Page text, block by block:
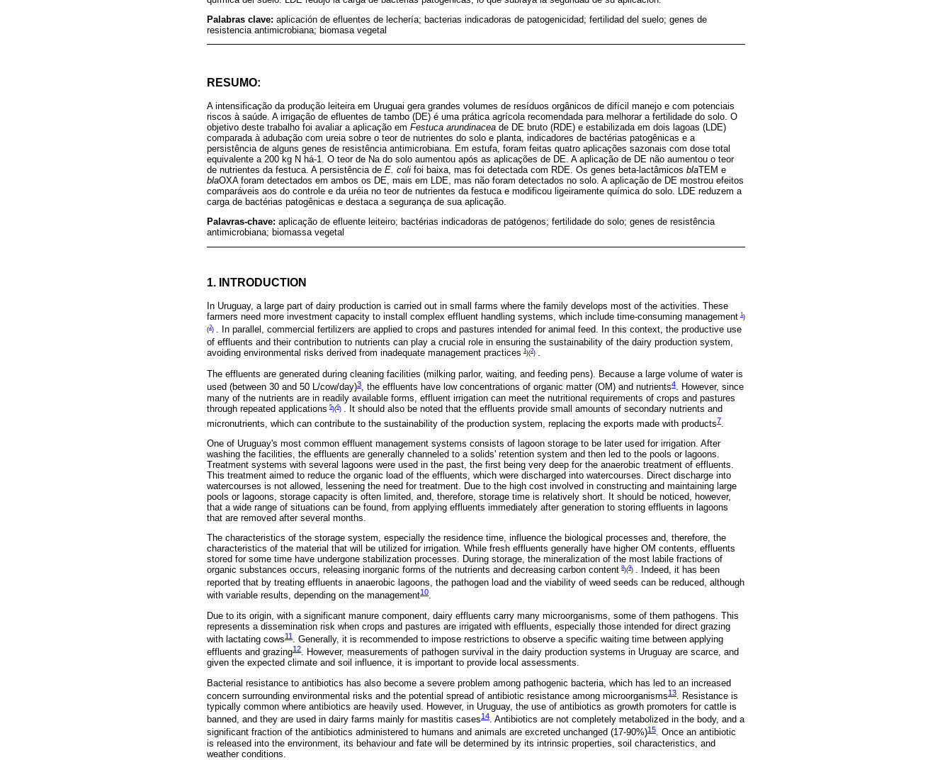
Palabras clave: aplicación de efluentes de lechería; bacterias indicadoras de patogenicidad; fertilidad del suelo; genes de
resistencia antimicrobiana; biomasa vegetal
RESUMO:
A intensificação da produção leiteira em Uruguai gera grandes volumes de resíduos orgânicos de difícil manejo e com potenciais
riscos à saúde. A irrigação de efluentes de tambo (DE) é uma prática agrícola recomendada para melhorar a fertilidade do solo. O
objetivo deste trabalho foi avaliar a aplicação em Festuca arundinacea de DE bruto (RDE) e estabilizada em dois lagoas (LDE)
comparada à adubação com ureia sobre o teor de nutrientes do solo e planta, indicadores de bactérias patogênicas e a
persistência de alguns genes de resistência antimicrobiana. Em estufa, foram feitas quatro aplicações sazonais com dose total
equivalente a 200 kg N há-1. O teor de Na do solo aumentou após as aplicações de DE. A aplicação de DE não aumentou o teor
de nutrientes da festuca. A persistência de E. coli foi baixa, mas foi detectada com RDE. Os genes beta-lactâmicos blaTEM e
blaOXA foram detectados em ambos os DE, mais em LDE, mas não foram detectados no solo. A aplicação de DE mostrou efeitos
comparáveis aos do controle e da uréia no teor de nutrientes da festuca e modificou ligeiramente química do solo. LDE reduzem a
carga de bactérias patogênicas e destaca a segurança de sua aplicação.
Palavras-chave: aplicação de efluente leiteiro; bactérias indicadoras de patógenos; fertilidade do solo; genes de resistência
antimicrobiana; biomassa vegetal
1. INTRODUCTION
In Uruguay, a large part of dairy production is carried out in small farms where the family develops most of the activities. These
farmers need more investment capacity to install complex effluent handling systems, which include time-consuming management 1)
(2)
. In parallel, commercial fertilizers are applied to crops and pastures intended for animal feed. In this context, the productive use
of effluents and their contribution to nutrients can play a crucial role in ensuring the sustainability of the dairy production system,
avoiding environmental risks derived from inadequate management practices 1)(2)
The effluents are generated during cleaning facilities (milking parlor, waiting, and feeding pens). Because a large volume of water is
used (between 30 and 50 L/cow/day)3, the effluents have low concentrations of organic matter (OM) and nutrients4. However, since
many of the nutrients are in readily available forms, effluent irrigation can meet the nutritional requirements of crops and pastures
through repeated applications 5)(6)
. It should also be noted that the effluents provide small amounts of secondary nutrients and
micronutrients, which can contribute to the sustainability of the production system, replacing the exports made with products7
One of Uruguay's most common effluent management systems consists of lagoon storage to be later used for irrigation. After
washing the facilities, the effluents are generally channeled to a solids' retention system and then led to the pools or lagoons.
Treatment systems with several lagoons were used in the past, the first being very deep for the anaerobic treatment of effluents.
This treatment aimed to reduce the organic load of the effluents, which were discharged into watercourses. Direct discharge into
watercourses is not allowed, lessening the need for treatment. Due to the high cost involved in constructing and maintaining large
pools or lagoons, storage capacity is often limited, and, therefore, storage time is relatively short. It should be noticed, however,
that a wide range of situations can be found, from applying effluents immediately after generation to storing effluents in lagoons
that are removed after several months.
The characteristics of the storage system, especially the residence time, influence the biological processes and, therefore, the
characteristics of the material that will be utilized for irrigation. While fresh effluents generally have higher OM contents, effluents
stored for some time have undergone stabilization processes. During storage, the mineralization of the most labile fractions of
organic substances occurs, releasing inorganic forms of the nutrients and decreasing carbon content 8)(9) . Indeed, it has been
reported that by treating effluents in anaerobic lagoons, the pathogen load and the viability of weed seeds can be reduced, although
with variable results, depending on the management10.
Due to its origin, with a significant manure component, dairy effluents carry many microorganisms, some of them pathogens. This
represents a dissemination risk when crops and pastures are irrigated with effluents, especially those intended for direct grazing
with lactating cows11
. Generally, it is recommended to impose restrictions to observe a specific waiting time between applying
effluents and grazing12. However, measurements of pathogen survival in the dairy production systems in Uruguay are scarce, and
given the expected climate and soil influence, it is important to provide local assessments.
Bacterial resistance to antibiotics has also become a severe problem among pathogenic bacteria, which has led to an increased
concern surrounding environmental risks and the potential spread of antibiotic resistance among microorganisms13
. Resistance is
typically common where antibiotics are heavily used. However, in Uruguay, the use of antibiotics as growth promoters for cattle is
banned, and they are used in dairy farms mainly for mastitis cases14. Antibiotics are not completely metabolized in the body, and a
significant fraction of the antibiotics administered to humans and animals are excreted unchanged (17-90%)15. Once an antibiotic
is released into the environment, its behaviour and fate will be determined by its intrinsic properties, soil characteristics, and
weather conditions.